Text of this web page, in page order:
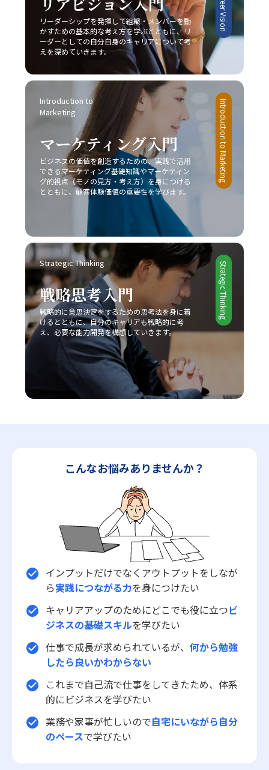
中で自らの発言や対話を振り返り、どのように相手に伝わ
っているかを検証する姿勢が不可欠です。若手ビジネスマ
ンとしては、まずは基本的なスキルを習得し、実践を重ね
ながら「論理」と「感情」のバランスを追求することが、
信頼構築および成果創出への近道であると言えます。今後
も、技術の進化とグローバル化が進む中で、多様なコミュ
ニケーション手法を状況に応じて使い分けるセンスを養
い、柔軟な対応力を持つことが求められるでしょう。 最終
的に、「ビジネスにおけるコミュニケーション能力」にお
ける本質は、発信者が目的を明確にし、受信者がその意図
を正確に理解するという双方の協調です。これを実現する
ためには、日々の実務の中での振り返りと研鑽が不可欠で
あり、自らのコミュニケーションスタイルを磨き上げるこ
とが、結果として組織全体のパフォーマンス向上に繋がる
のです。自分自身の成長と共に、組織全体での良好な情報
共有が促進されることにより、ビジネスの現場における成
果が確実に向上するでしょう。
家電メーカーが技術力と広範な販売網という強みを持ちな
がらも、成熟市場での競争に挑むケースや、ベンチャー企
業が限定されたリソースを最大限に活かしてニッチ市場で
新たな需要を創造するケースなど、各企業は自社の特性に
応じた戦略を展開しています。このような事例からも、ど
の市場戦略を採るにしても、常に自社の強みと市場環境の
両面を的確に把握し、その上でレッドオーシャンの戦い方
を実践することが成功の鍵であることが明らかです。 実践
に向けた心構えと今後の展望 レッドオーシャンの戦い方を
実践するためには、単なる理論や事例の学習に留まらず、
実際のビジネス現場での迅速な対応と継続的な改善が求め
られます。まず、自社の強みや改善点を冷静に分析し、ど
の戦略が最も有効であるかを判断することが重要です。ま
た、顧客のニーズや市場動向の変化に敏感であること、そ
して柔軟な戦略の見直しが不可欠となります。市場は常に
変動し続けており、今日の成功が明日の成功を保証するも
のではないため、レッドオーシャンの戦い方においては常
に革新と挑戦の姿勢を維持しなければなりません。 今後、
AIやIoT、さらにはブロックチェーン技術など最先端技術の
進展が加速することで、ビジネス環境は一層複雑化すると
みられます。しかし、このような変動期においては、逆に
新たなビジネスモデルや市場ニーズが生まれるチャンスも
多く存在します。将来的には、従来のレッドオーシャンの
戦い方に加え、テクノロジーを駆使したデジタル戦略との
融合が、企業の競争力を左右する重要な要素となることは
間違いありません。そのため、今のうちから情報収集や市
場分析に注力し、柔軟かつ先見性のある戦略を構築するこ
とが求められます。 まとめ 本記事では、2025年という変
革の時代において、20代の若手ビジネスマンが直面する厳
しい市場環境の中で、「レッドオーシャンの戦い方」の重
要性とその具体的な戦略について解説してきました。レッ
ドオーシャンとは、既存市場における激しい競争環境を指
た、デジタル技術や最新の市場動向を取り入れることで、
従来の戦略だけでなく新たなビジネスモデルの構築が求め
と急速な市場変化が予想されるため、レッドオーシャン 戦
い方においても、常に柔軟な発想と先を見据えた戦略が必
要です。成功事例に見ると、スターバックス、コカ・コー
ラ、トヨタ自動車などが、自社の独自性を武器にして激戦
区を勝ち抜いていることからも、自社の強みをしっかりと
把握し、独自の価値提案を行うことの重要性が理解できる
でしょう。さらに、競合他社との違いを明確にし、適切な
タイミングで戦略の見直しと改善を図ることで、どのよう
最終的に、レッドオーシャンの戦い方においては、単なる
生存戦略ではなく、今後も持続的な成長を実現するための
基盤として、企業やビジネスパーソン自身が常に学び、挑
戦し続ける姿勢が求められます。現代の急激な変革期にお
いて、若手ビジネスマンが自らのキャリアと企業の成長を
支えるためにも、戦略的思考と柔軟な対応力を身につけ、
レッドオーシャンの荒波を乗り越えるための確固たる手法
を確立することが今後の成功に直結すると言えるでしょ
う。
あると考えられます。 まず、「とりあえずはじめてみる」
というシンプルながらも強力な方法があります。初動の一
歩を踏み出すことで、徐々にタスクへの抵抗感が薄れ、以
降の作業がスムーズに進む効果が期待できます。次に、簡
単に実行可能なタスクから取り掛かることにより、成功体
験を積み重ねる点も重要です。成功体験は自信を形成し、
やがて大きな課題に対しても積極的に取り組む原動力とな
ります。 さらに、やるべきタスクに専念できる環境を整え
ることも、先延ばし癖の改善に有効です。職場や自宅での
雑音や不要な割り込みを排除し、集中できる空間を確保す
る工夫は、業務効率の向上につながります。目標を細かく
設定し、進捗状況を明確に把握することで、自分自身の達
成度を視覚化し、モチベーションを維持することが可能で
す。また、締切を2段階で設定する方法も、タスクを段階
的に処理し、プロジェクト全体を効率的に管理するための
有効な手段と言えるでしょう。 完璧主義に陥らず、自分に
過度な厳しさを課さない点や、失敗を恐れずに挑戦する姿
勢を持つことも、先延ばし癖改善の鍵となります。たとえ
ば、多少のミスや失敗は成長過程の一部と捉え、次回への
学びとすることで、行動へのブレーキを緩めることができ
ます。さらに、周囲の信頼できる同僚や上司に適切に協力
を求めることで、タスクの分担や業務効率の向上にもつな
がり、結果として「後回し癖の改善」が促進されます。 総
じて、先延ばし癖の改善は単なる業務の効率化に留まら
ず、自己成長やキャリアアップ、そして精神的健康に直結
する課題です。20代の若手ビジネスマンは、日々の忙しさ
に追われる中で、この先延ばしという悪循環を断ち切り、
主体的かつ計画的な行動を身につけることが、将来的な成
功に不可欠であると言えるでしょう。一度自らの行動パタ
ーンを見直し、ここで紹介した8つの方法を実践すること
で、徐々に「後回し癖の改善」の効果を実感できるはずで
す。 最終的には、先延ばし癖を克服し、時間とエネルギー
ています。この取り組みが、豊かなキャリア形成と充実し
た人生への道を切り開くための大きな一歩となるでしょ
リーダーシップを発揮して組織・メンバーを動
かすための基本的な考え方を学ぶとともに、リ
ーダーとしての自分自身のキャリアについて考
えを深めていきます。
Introduction to
Marketing
マーケティング入門
ビジネスの価値を創造するための、実践で活用
できるマーケティング基礎知識やマーケティン
グ的視点（モノの見方・考え方）を身につける
とともに、顧客体験価値の重要性を学びます。
Introduction to Marketing
Strategic Thinking
戦略思考入門
戦略的に意思決定をするための思考法を身に着
けるとともに、自分のキャリアも戦略的に考
え、必要な能力開発を構想していきます。
Strategic Thinking
こんなお悩みありませんか？
check_circle インプットだけでなくアウトプットをしなが
ら実践につながる力を身につけたい
check_circle キャリアアップのためにどこでも役に立つビ
ジネスの基礎スキルを学びたい
check_circle 仕事で成長が求められているが、 何から勉強
したら良いかわからない
check_circle
これまで自己流で仕事をしてきたため、体系
的にビジネスを学びたい
check_circle 業務や家事が忙しいので自宅にいながら自分
のペースで学びたい